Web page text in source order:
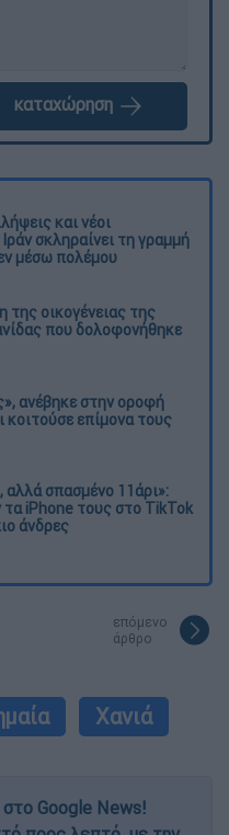
καταχώρηση
και νέοι
σκληραίνει τη γραμμή
μέσω πολέμου
οικογένειας της
που δολοφονήθηκε
ανέβηκε στην οροφή
κοιτούσε επίμονα τους
αλλά σπασμένο 11άρι»:
τα iPhone τους στο TikTok
άνδρες
επόμενο
άρθρο
Χανιά
Google News!